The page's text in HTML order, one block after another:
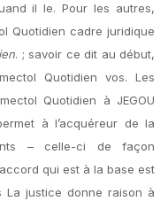
il le. Pour les autres,
Quotidien cadre juridique
. ; savoir ce dit au début,
Quotidien vos. Les
Quotidien à JEGOU
à l’acquéreur de la
– celle-ci de façon
qui est à la base est
La justice donne raison à